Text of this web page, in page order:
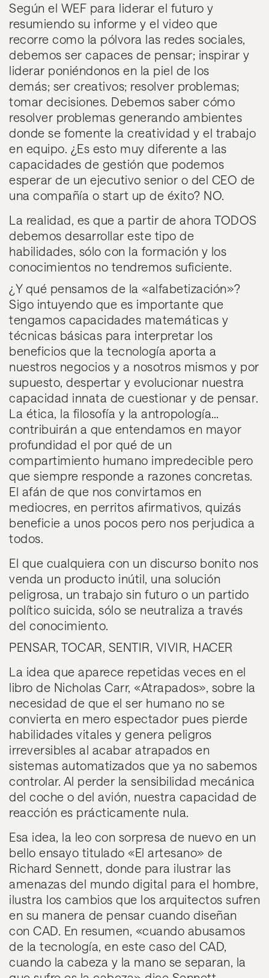
Según el WEF para liderar el futuro y
resumiendo su informe y el video que
recorre como la pólvora las redes sociales,
debemos ser capaces de pensar; inspirar y
liderar poniéndonos en la piel de los
demás; ser creativos; resolver problemas;
tomar decisiones. Debemos saber cómo
resolver problemas generando ambientes
donde se fomente la creatividad y el trabajo
en equipo. ¿Es esto muy diferente a las
capacidades de gestión que podemos
esperar de un ejecutivo senior o del CEO de
una compañía o start up de éxito? NO.
La realidad, es que a partir de ahora TODOS
debemos desarrollar este tipo de
habilidades, sólo con la formación y los
conocimientos no tendremos suficiente.
¿Y qué pensamos de la «alfabetización»?
Sigo intuyendo que es importante que
tengamos capacidades matemáticas y
técnicas básicas para interpretar los
beneficios que la tecnología aporta a
nuestros negocios y a nosotros mismos y por
supuesto, despertar y evolucionar nuestra
capacidad innata de cuestionar y de pensar.
La ética, la filosofía y la antropología…
contribuirán a que entendamos en mayor
profundidad el por qué de un
compartimiento humano impredecible pero
que siempre responde a razones concretas.
El afán de que nos convirtamos en
mediocres, en perritos afirmativos, quizás
beneficie a unos pocos pero nos perjudica a
todos.
El que cualquiera con un discurso bonito nos
venda un producto inútil, una solución
peligrosa, un trabajo sin futuro o un partido
político suicida, sólo se neutraliza a través
del conocimiento.
PENSAR, TOCAR, SENTIR, VIVIR, HACER
La idea que aparece repetidas veces en el
libro de Nicholas Carr, «Atrapados», sobre la
necesidad de que el ser humano no se
convierta en mero espectador pues pierde
habilidades vitales y genera peligros
irreversibles al acabar atrapados en
sistemas automatizados que ya no sabemos
controlar. Al perder la sensibilidad mecánica
del coche o del avión, nuestra capacidad de
reacción es prácticamente nula.
Esa idea, la leo con sorpresa de nuevo en un
bello ensayo titulado «El artesano» de
Richard Sennett, donde para ilustrar las
amenazas del mundo digital para el hombre,
ilustra los cambios que los arquitectos sufren
en su manera de pensar cuando diseñan
con CAD. En resumen, «cuando abusamos
de la tecnología, en este caso del CAD,
cuando la cabeza y la mano se separan, la